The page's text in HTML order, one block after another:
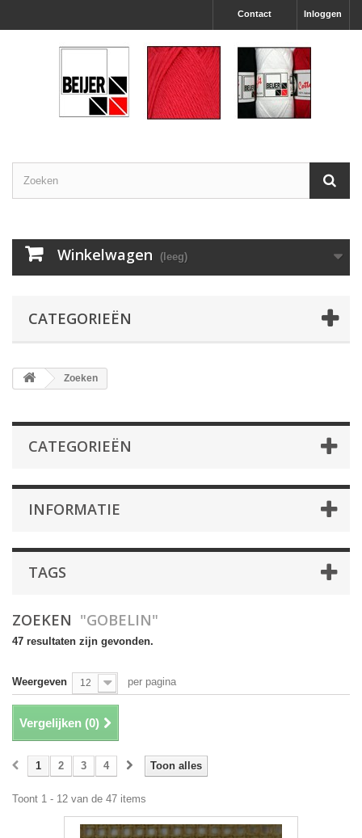
Inloggen
Contact
Winkelwagen (leeg)
CATEGORIEËN
Zoeken
CATEGORIEËN
INFORMATIE
TAGS
ZOEKEN "GOBELIN"
47 resultaten zijn gevonden.
Weergeven 12 per pagina
Vergelijken (0)
Toon alles
1 2 3 4
Toont 1 - 12 van de 47 items